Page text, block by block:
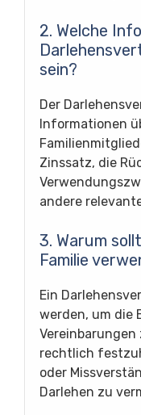
2. Welche
sein?
Der
Informationen
Zinssatz, die
andere
3. Warum
Familie
Ein
werden, um die
rechtlich
oder
Darlehen zu